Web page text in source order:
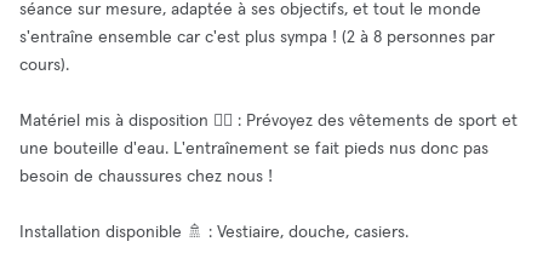
séance sur mesure, adaptée à ses objectifs, et tout le monde
s'entraîne ensemble car c'est plus sympa ! (2 à 8 personnes par
cours).
Matériel mis à disposition 🧘‍♂️ : Prévoyez des vêtements de sport et
une bouteille d'eau. L'entraînement se fait pieds nus donc pas
besoin de chaussures chez nous !
Installation disponible 🚿 : Vestiaire, douche, casiers.